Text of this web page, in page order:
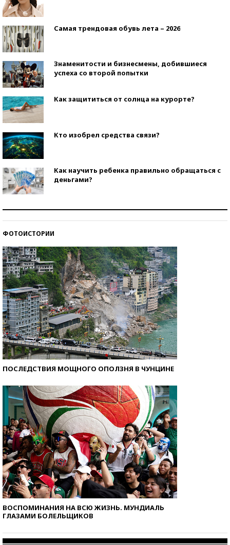
Самая трендовая обувь лета – 2026
Знаменитости и бизнесмены, добившиеся
успеха со второй попытки
Как защититься от солнца на курорте?
Кто изобрел средства связи?
Как научить ребенка правильно обращаться с
деньгами?
ФОТОИСТОРИИ
ПОСЛЕДСТВИЯ МОЩНОГО ОПОЛЗНЯ В ЧУНЦИНЕ
ВОСПОМИНАНИЯ НА ВСЮ ЖИЗНЬ. МУНДИАЛЬ
ГЛАЗАМИ БОЛЕЛЬЩИКОВ